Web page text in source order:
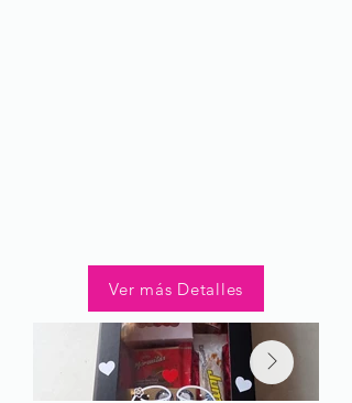
Ver más Detalles